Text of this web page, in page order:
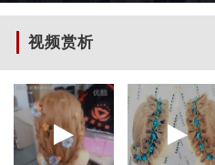
视频赏析